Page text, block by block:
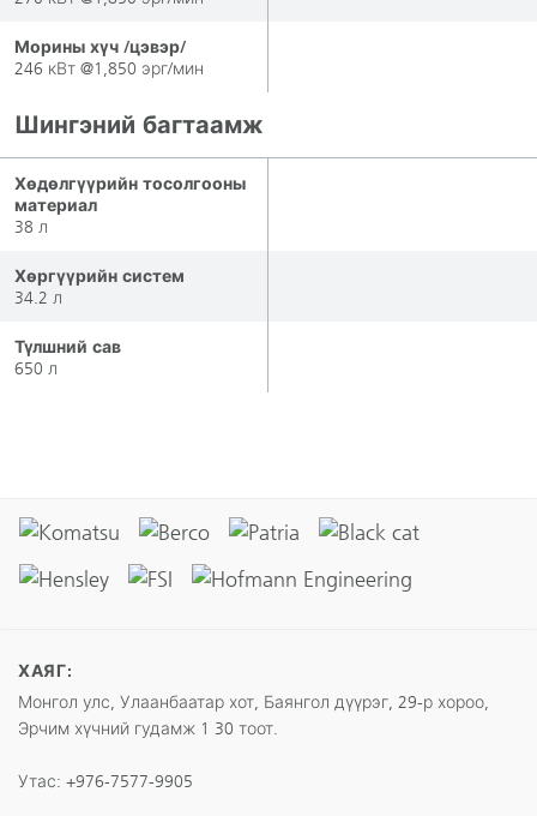
Морины хүч /цэвэр/
246 кВт @1,850 эрг/мин
Шингэний багтаамж
Хөдөлгүүрийн тосолгооны
материал
38 л
Хөргүүрийн систем
34.2 л
Түлшний сав
650 л
ХАЯГ:
Монгол улс, Улаанбаатар хот, Баянгол дүүрэг, 29-р хороо,
Эрчим хүчний гудамж 1 30 тоот.
Утас: +976-7577-9905